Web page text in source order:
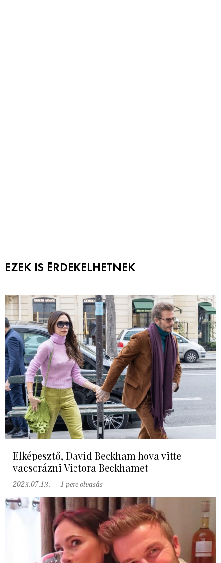
EZEK IS ÉRDEKELHETNEK
Elképesztő, David Beckham hova vitte
vacsorázni Victora Beckhamet
2023.07.13. 1 perc olvasás